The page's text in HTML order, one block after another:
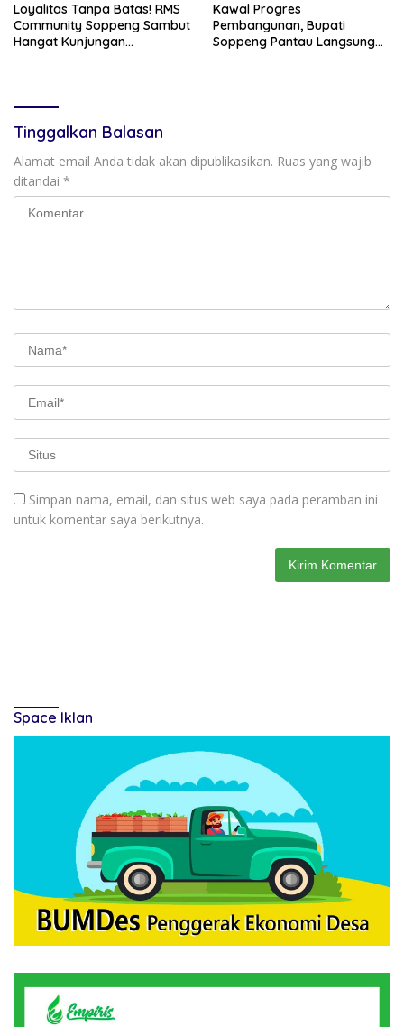
Loyalitas Tanpa Batas! RMS
Community Soppeng Sambut
Hangat Kunjungan
Kawal Progres
Pembangunan, Bupati
Soppeng Pantau Langsung
Tinggalkan Balasan
Alamat email Anda tidak akan dipublikasikan. Ruas yang wajib
ditandai *
Simpan nama, email, dan situs web saya pada peramban ini
untuk komentar saya berikutnya.
Space Iklan